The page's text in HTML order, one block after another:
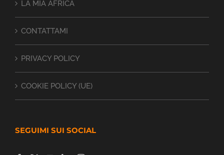
LA MIA AFRICA
CONTATTAMI
PRIVACY POLICY
COOKIE POLICY (UE)
SEGUIMI SUI SOCIAL